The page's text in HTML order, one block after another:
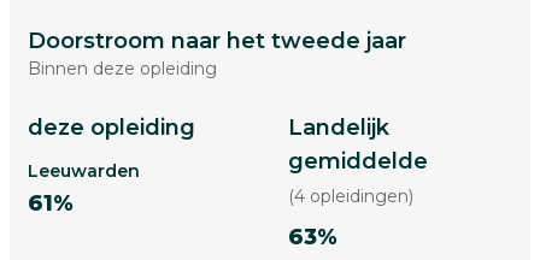
Doorstroom naar het tweede jaar
Binnen deze opleiding
deze opleiding
Leeuwarden
61%
Landelijk
gemiddelde
(4 opleidingen)
63%